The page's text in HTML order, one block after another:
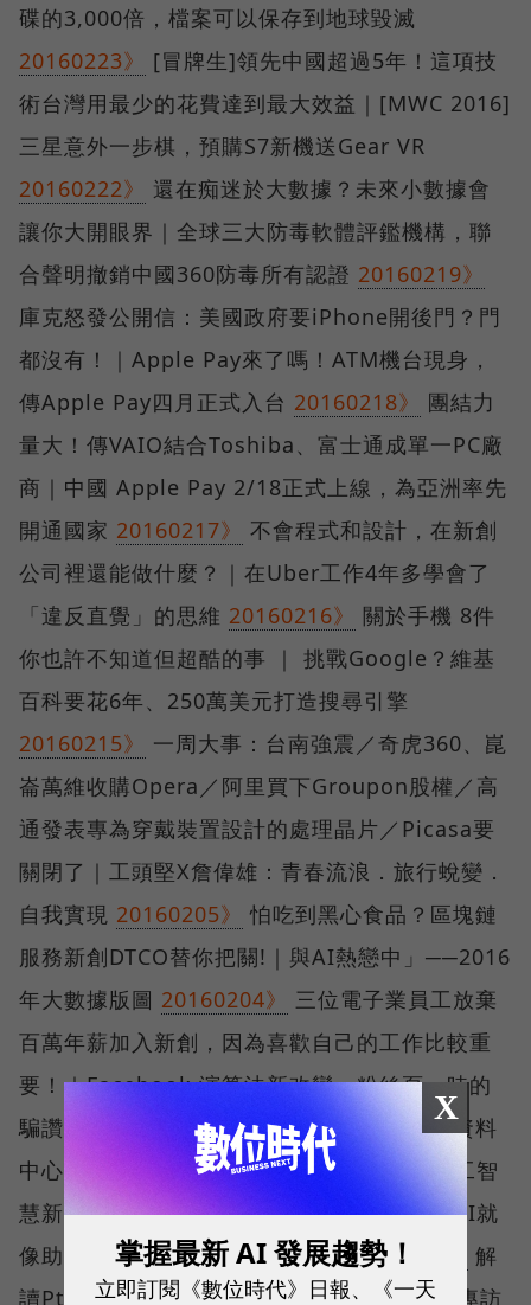
碟的3,000倍，檔案可以保存到地球毀滅
20160223》
[冒牌生]領先中國超過5年！這項技
術台灣用最少的花費達到最大效益｜[MWC 2016]
三星意外一步棋，預購S7新機送Gear VR
20160222》
還在痴迷於大數據？未來小數據會
讓你大開眼界｜全球三大防毒軟體評鑑機構，聯
合聲明撤銷中國360防毒所有認證 20160219》
庫克怒發公開信：美國政府要iPhone開後門？門
都沒有！｜Apple Pay來了嗎！ATM機台現身，
傳Apple Pay四月正式入台 20160218》
團結力
量大！傳VAIO結合Toshiba、富士通成單一PC廠
商｜中國 Apple Pay 2/18正式上線，為亞洲率先
開通國家 20160217》
不會程式和設計，在新創
公司裡還能做什麼？｜在Uber工作4年多學會了
「違反直覺」的思維 20160216》
關於手機 8件
你也許不知道但超酷的事 ｜ 挑戰Google？維基
百科要花6年、250萬美元打造搜尋引擎
20160215》
一周大事：台南強震／奇虎360、崑
崙萬維收購Opera／阿里買下Groupon股權／高
通發表專為穿戴裝置設計的處理晶片／Picasa要
關閉了｜工頭堅X詹偉雄：青春流浪．旅行蛻變．
自我實現 20160205》
怕吃到黑心食品？區塊鏈
服務新創DTCO替你把關!｜與AI熱戀中」──2016
年大數據版圖 20160204》
三位電子業員工放棄
百萬年薪加入新創，因為喜歡自己的工作比較重
要！｜Facebook 演算法新改變，粉絲頁一時的
騙讚、騙點擊是沒用的！20160203》 未來資料
中心會在哪？微軟把它移到深海裡!｜借調人工智
慧新創Appier，台大機器學習專家林軒田：AI就
像助理，助理是不會取代你的！20160202》
解
讀Ptt：台灣最有影響力的網路社群！｜越洋專訪
X
掌握最新 AI 發展趨勢！
立即訂閱《數位時代》日報、《一天